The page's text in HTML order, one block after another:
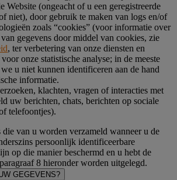
Website (ongeacht of u een geregistreerde
niet), door gebruik te maken van logs en/of
zoals “cookies” (voor informatie over
gegevens door middel van cookies, zie
, ter verbetering van onze diensten en
onze statistische analyse; in de meeste
u niet kunnen identificeren aan de hand
informatie.
klachten, vragen of interacties met
uw berichten, chats, berichten op sociale
telefoontjes).
die van u worden verzameld wanneer u de
persoonlijk identificeerbare
op die manier beschermd en u hebt de
8 hieronder worden uitgelegd.
GEGEVENS?